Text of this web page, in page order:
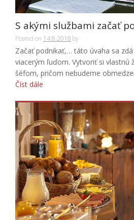
S akými službami začať
Posted on 14.8.2018 by
Začať podnikať,… táto úvaha sa
viacerým ľuďom. Vytvoriť si vlastnú
šéfom, pričom nebudeme
Číst dále